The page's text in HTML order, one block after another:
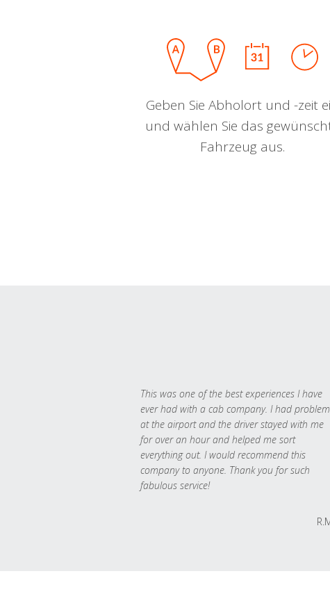
Geben Sie Abholort und -zeit
und wählen Sie das
Fahrzeug aus.
This was one of the best experiences I have
ever had with a cab company. I had
at the airport and the driver stayed with me
for over an hour and helped me sort
everything out. I would recommend this
company to anyone. Thank you for such
fabulous service!